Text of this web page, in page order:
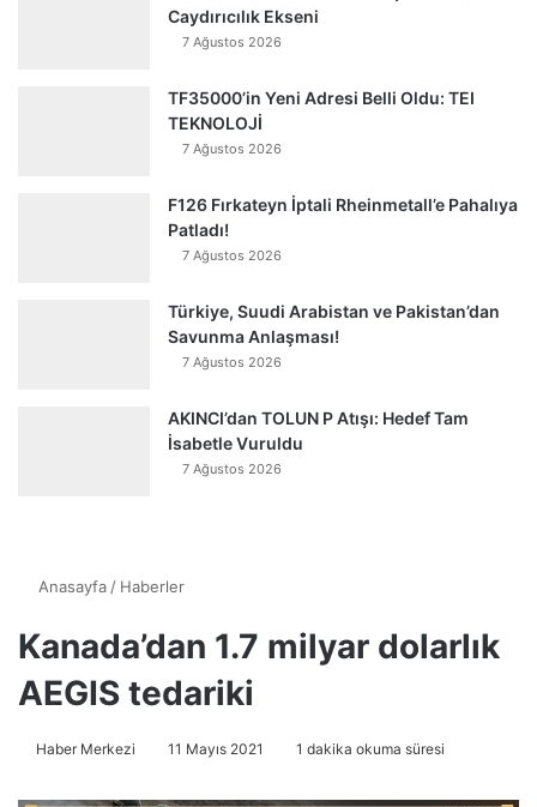
Caydırıcılık Ekseni
7 Ağustos 2026
TF35000’in Yeni Adresi Belli Oldu: TEI
TEKNOLOJİ
7 Ağustos 2026
F126 Fırkateyn İptali Rheinmetall’e Pahalıya
Patladı!
7 Ağustos 2026
Türkiye, Suudi Arabistan ve Pakistan’dan
Savunma Anlaşması!
7 Ağustos 2026
AKINCI’dan TOLUN P Atışı: Hedef Tam
İsabetle Vuruldu
7 Ağustos 2026